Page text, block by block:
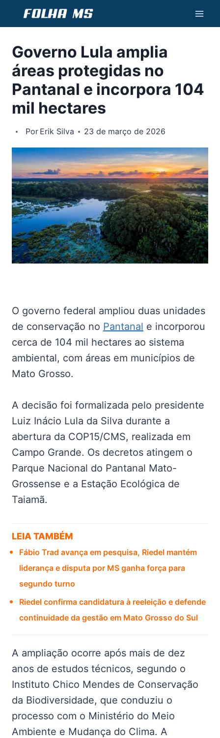
Conteúdo
Governo Lula amplia
áreas protegidas no
Pantanal e incorpora 104
mil hectares
Por Erik Silva 23 de março de 2026
O governo federal ampliou duas unidades
de conservação no Pantanal e incorporou
cerca de 104 mil hectares ao sistema
ambiental, com áreas em municípios de
Mato Grosso.
A decisão foi formalizada pelo presidente
Luiz Inácio Lula da Silva durante a
abertura da COP15/CMS, realizada em
Campo Grande. Os decretos atingem o
Parque Nacional do Pantanal Mato-
Grossense e a Estação Ecológica de
Taiamã.
LEIA TAMBÉM
Fábio Trad avança em pesquisa, Riedel mantém
liderança e disputa por MS ganha força para
segundo turno
Riedel confirma candidatura à reeleição e defende
continuidade da gestão em Mato Grosso do Sul
A ampliação ocorre após mais de dez
anos de estudos técnicos, segundo o
Instituto Chico Mendes de Conservação
da Biodiversidade, que conduziu o
processo com o Ministério do Meio
Ambiente e Mudança do Clima. A